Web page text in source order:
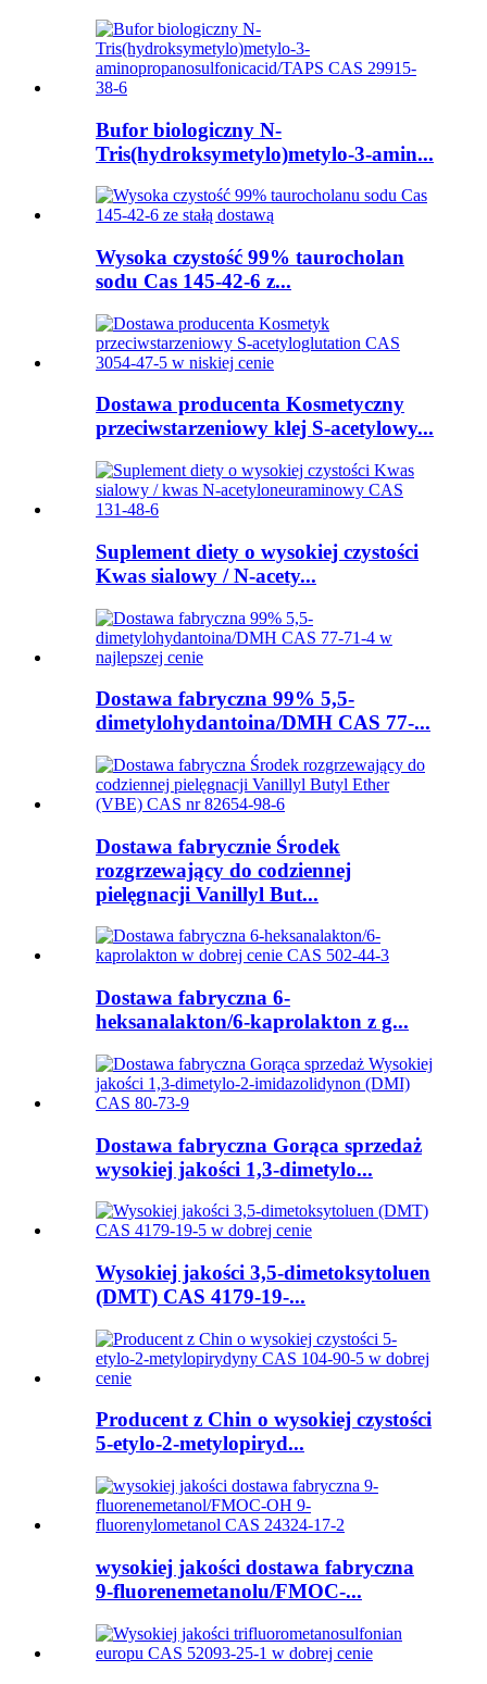
Bufor biologiczny N-
Tris(hydroksymetylo)metylo-3-amin...
Wysoka czystość 99% taurocholan
sodu Cas 145-42-6 z...
Dostawa producenta Kosmetyczny
przeciwstarzeniowy klej S-acetylowy...
Suplement diety o wysokiej czystości
Kwas sialowy / N-acety...
Dostawa fabryczna 99% 5,5-
dimetylohydantoina/DMH CAS 77-...
Dostawa fabrycznie Środek
rozgrzewający do codziennej
pielęgnacji Vanillyl But...
Dostawa fabryczna 6-
heksanalakton/6-kaprolakton z g...
Dostawa fabryczna Gorąca sprzedaż
wysokiej jakości 1,3-dimetylo...
Wysokiej jakości 3,5-dimetoksytoluen
(DMT) CAS 4179-19-...
Producent z Chin o wysokiej czystości
5-etylo-2-metylopiryd...
wysokiej jakości dostawa fabryczna
9-fluorenemetanolu/FMOC-...